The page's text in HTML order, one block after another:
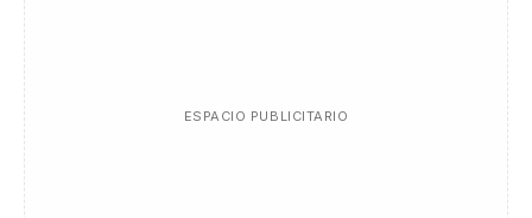
ESPACIO PUBLICITARIO